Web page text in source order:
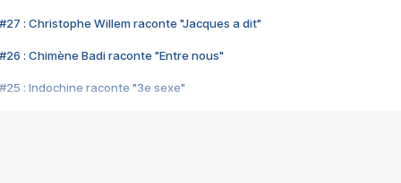
#27 : Christophe Willem raconte "Jacques a dit"
#26 : Chimène Badi raconte "Entre nous"
#25 : Indochine raconte "3e sexe"